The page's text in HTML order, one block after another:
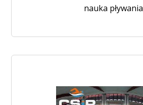
nauka pływania